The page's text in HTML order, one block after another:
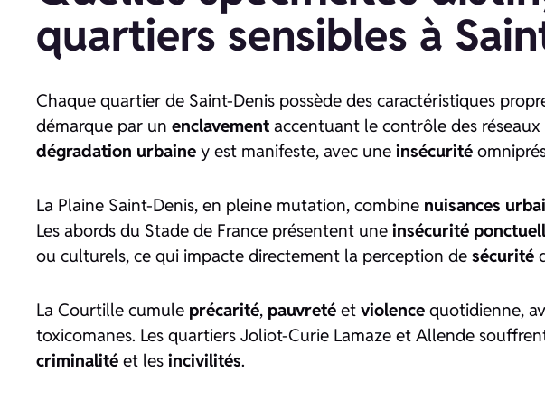
quartiers sensibles à
Chaque quartier de Saint-Denis possède des caractéristiques
démarque par un enclavement accentuant le contrôle des réseaux
dégradation urbaine y est manifeste, avec une insécurité
La Plaine Saint-Denis, en pleine mutation, combine nuisances
Les abords du Stade de France présentent une insécurité
ou culturels, ce qui impacte directement la perception de sécurité
La Courtille cumule précarité, pauvreté et violence quotidienne,
toxicomanes. Les quartiers Joliot-Curie Lamaze et Allende
criminalité et les incivilités.